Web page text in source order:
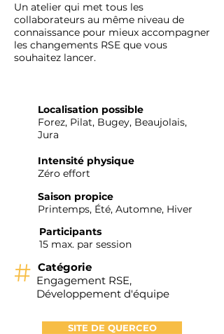
Un atelier qui met tous les
collaborateurs au même niveau de
connaissance pour mieux accompagner
les changements RSE que vous
souhaitez lancer.
Localisation possible
Forez, Pilat, Bugey, Beaujolais,
Jura
Intensité physique
Zéro effort
Saison propice
Printemps, Été, Automne, Hiver
Participants
15 max. par session
# Catégorie
Engagement RSE,
Développement d'équipe
SITE DE QUERCEO